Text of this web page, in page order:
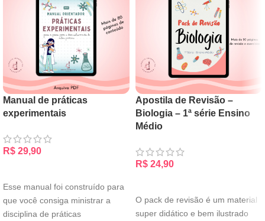
Manual de práticas
experimentais
R$ 29,90
Esse manual foi construído para
que você consiga ministrar a
disciplina de práticas
Apostila de Revisão –
Biologia – 1ª série Ensino
Médio
R$ 24,90
O pack de revisão é um material
super didático e bem ilustrado